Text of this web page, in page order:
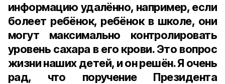
информацию удалённо, например, если
болеет ребёнок, ребёнок в школе, они
могут максимально контролировать
уровень сахара в его крови. Это вопрос
жизни наших детей, и он решён. Я очень
рад, что поручение Президента